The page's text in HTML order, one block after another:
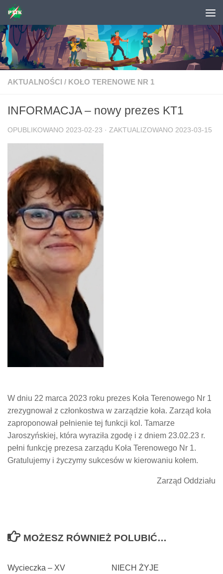
Skip to content
AKTUALNOŚCI / KOŁO TERENOWE NR 1
INFORMACJA – nowy prezes KT1
OPUBLIKOWANO 2023-02-23 · ZAKTUALIZOWANO 2023-03-15
W dniu 22 marca 2023 roku prezes Koła Terenowego Nr 1
zrezygnował z członkostwa w zarządzie koła. Zarząd koła
zaproponował pełnienie tej funkcji kol. Tamarze
Jaroszyńskiej, która wyraziła zgodę i z dniem 23.02.23 r.
pełni funkcję prezesa zarządu Koła Terenowego Nr 1.
Gratulujemy i życzymy sukcesów w kierowaniu kołem.
Zarząd Oddziału
MOŻESZ RÓWNIEŻ POLUBIĆ…
Wycieczka – XV
NIECH ŻYJE